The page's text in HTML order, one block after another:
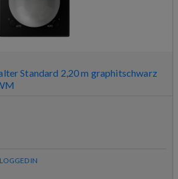
Standard 2,20 m graphitschwarz
IN